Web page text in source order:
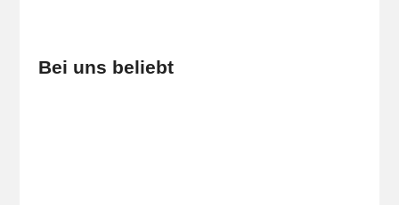
Bei uns beliebt